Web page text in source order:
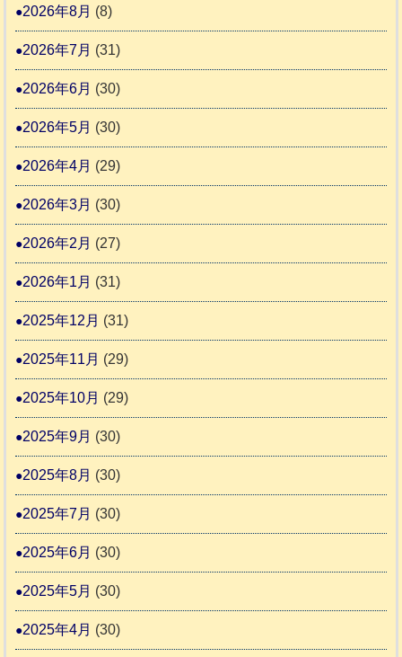
さ
記
4
ト
預
支
ま
2026年8月 (8)
2026年7月 (31)
2026年6月 (30)
2026年5月 (30)
2026年4月 (29)
2026年3月 (30)
2026年2月 (27)
2026年1月 (31)
2025年12月 (31)
2025年11月 (29)
2025年10月 (29)
2025年9月 (30)
2025年8月 (30)
2025年7月 (30)
2025年6月 (30)
2025年5月 (30)
2025年4月 (30)